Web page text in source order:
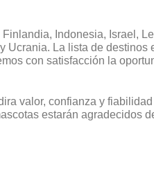
Indonesia, Israel,
Ucrania. La lista de destinos
con satisfacción la
valor, confianza y
estarán agradecidos